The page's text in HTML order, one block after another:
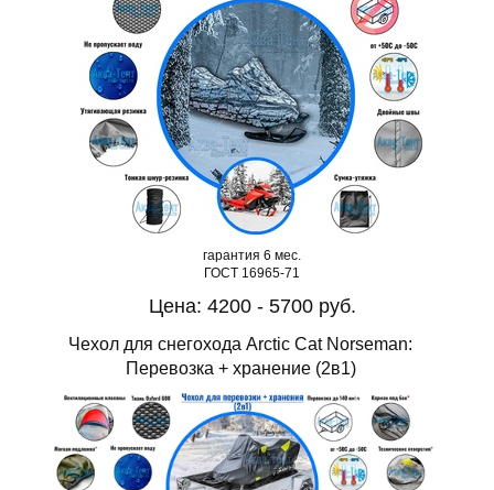
гарантия 6 мес.
ГОСТ 16965-71
Цена: 4200 - 5700 руб.
Чехол для снегохода Arctic Cat Norseman:
Перевозка + хранение (2в1)